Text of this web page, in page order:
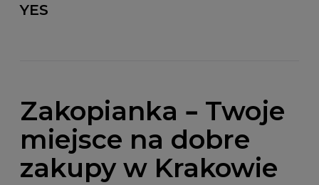
YES
Zakopianka – Twoje
miejsce na dobre
zakupy w Krakowie